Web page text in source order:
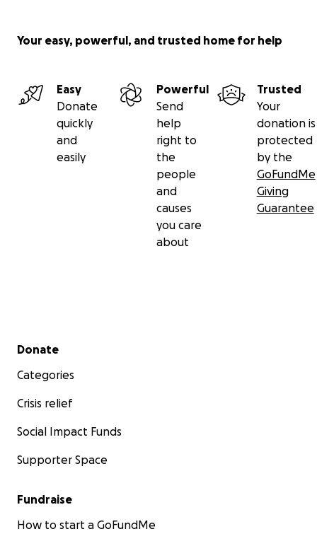
Your easy, powerful, and trusted home for help
Easy
Donate
quickly
and
easily
Powerful
Send
help
right to
the
people
and
causes
you care
about
Trusted
Your
donation is
protected
by the
GoFundMe
Giving
Guarantee
Secondary menu
Donate
Categories
Crisis relief
Social Impact Funds
Supporter Space
Fundraise
How to start a GoFundMe